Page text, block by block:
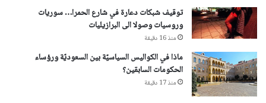
توقيف شبكات دعارة في شارع الحمرا… سوريات
وروسيات وصولا الى البرازيليات
منذ 16 دقيقة
ماذا في الكواليس السياسيّة بين السعوديّة ورؤساء
الحكومات السابقين؟
منذ 17 دقيقة